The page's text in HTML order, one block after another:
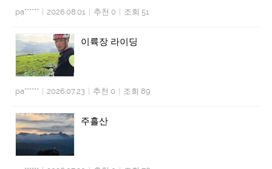
pa****** | 2026.08.01 | 추천 0 | 조회 51
이륙장 라이딩
pa****** | 2026.07.23 | 추천 0 | 조회 89
주흘산